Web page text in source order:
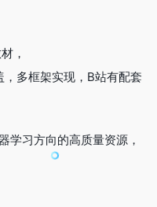
，
多框架实现，B站有配套
学习方向的高质量资源，